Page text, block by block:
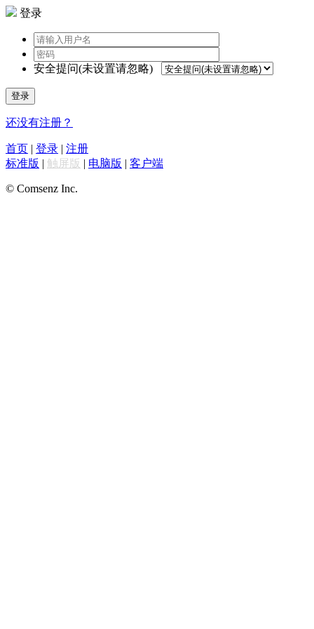
登录
安全提问(未设置请忽略)
登录
还没有注册？
首页 | 登录 | 注册
标准版 | 触屏版 | 电脑版 | 客户端
© Comsenz Inc.